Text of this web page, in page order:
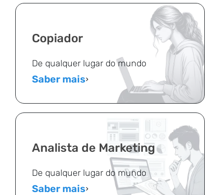
Copiador
De qualquer lugar do mundo
Saber mais
Analista de Marketing
De qualquer lugar do mundo
Saber mais